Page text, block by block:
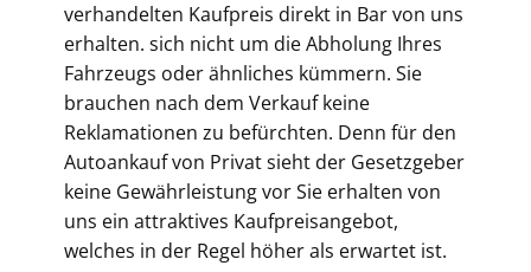
verhandelten Kaufpreis direkt in Bar von uns
erhalten. sich nicht um die Abholung Ihres
Fahrzeugs oder ähnliches kümmern. Sie
brauchen nach dem Verkauf keine
Reklamationen zu befürchten. Denn für den
Autoankauf von Privat sieht der Gesetzgeber
keine Gewährleistung vor Sie erhalten von
uns ein attraktives Kaufpreisangebot,
welches in der Regel höher als erwartet ist.